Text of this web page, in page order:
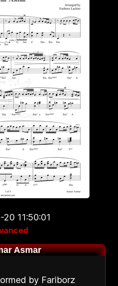
11:50:01
Asmar
by Fariborz